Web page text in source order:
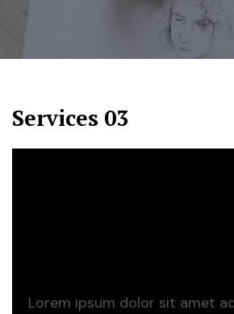
Services 03
Lorem ipsum dolor sit amet